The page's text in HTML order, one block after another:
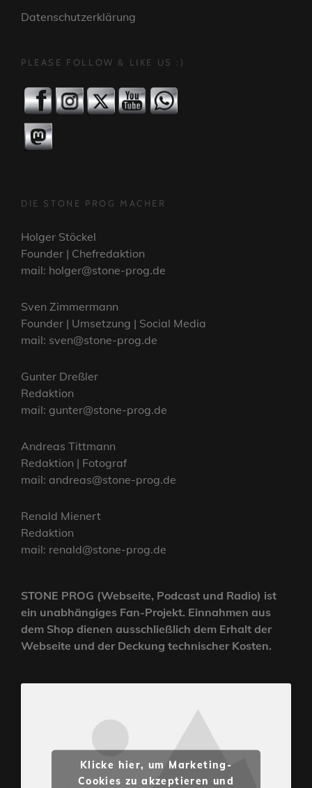
Datenschutzerklärung
PLEASE FOLLOW & LIKE US :)
DIE STONE PROG MACHER
Holger Stöckel
Founder | Chefredaktion
mail: holger@stone-prog.de
Sven Zimmermann
Founder | Umsetzung | Social Media
mail: sven@stone-prog.de
Gunter Dreßler
Redaktion
mail: gunter@stone-prog.de
Andreas Tittmann
Redaktion | Fotograf
mail: andreas@stone-prog.de
Renald Mienert
Redaktion
mail: renald@stone-prog.de
STONE PROG (Webseite, Podcast und Radio) ist
ein unabhängiges Fan-Projekt. Einnahmen aus
dem Shop dienen ausschließlich dem Erhalt der
Webseite und der Deckung technischer Kosten.
Klicke hier, um Marketing-
Cookies zu akzeptieren und